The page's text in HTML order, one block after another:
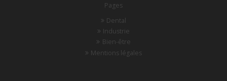
Pages
Dental
Industrie
Bien-être
Mentions légales